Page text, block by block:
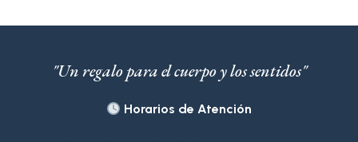
"Un regalo para el cuerpo y los sentidos"
Horarios de Atención